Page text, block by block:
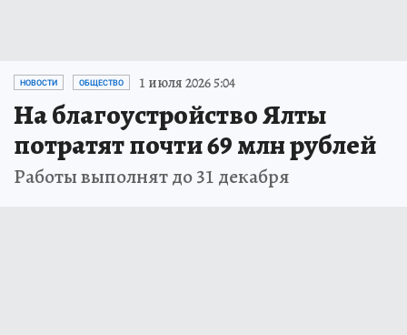
НОВОСТИ ОБЩЕСТВО 1 июля 2026 5:04
На благоустройство Ялты
потратят почти 69 млн рублей
Работы выполнят до 31 декабря